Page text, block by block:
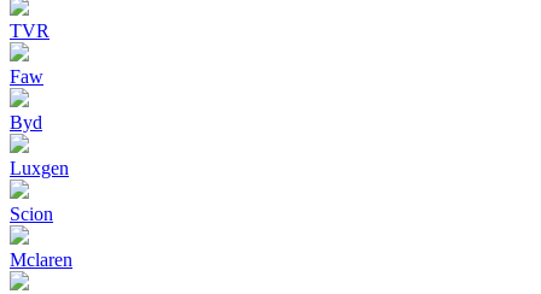
TVR
Faw
Byd
Luxgen
Scion
Mclaren